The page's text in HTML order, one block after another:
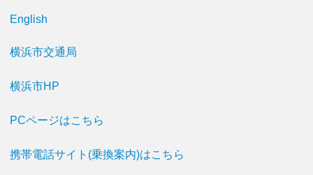
English
横浜市交通局
横浜市HP
PCページはこちら
携帯電話サイト(乗換案内)はこちら